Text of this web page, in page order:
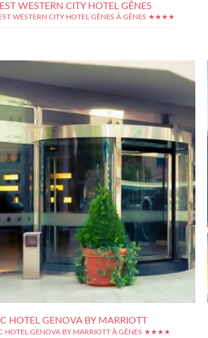
WESTERN CITY HOTEL GÊNES
WESTERN CITY HOTEL GÊNES À GÊNES ★★★★
HOTEL GENOVA BY MARRIOTT
HOTEL GENOVA BY MARRIOTT À GÊNES ★★★★